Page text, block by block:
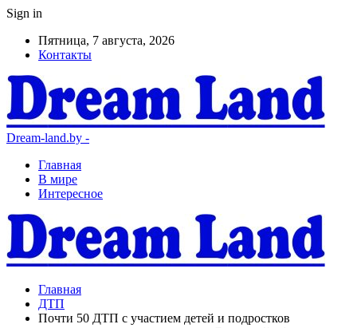
Sign in
Пятница, 7 августа, 2026
Контакты
Dream-land.by -
Главная
В мире
Интересное
Главная
ДТП
Почти 50 ДТП с участием детей и подростков